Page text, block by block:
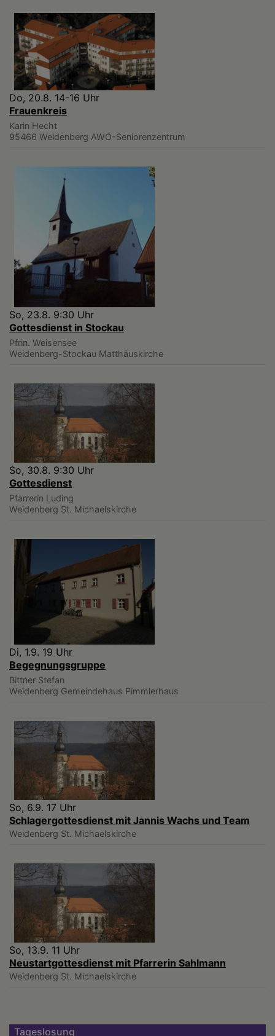
Do, 20.8. 14-16 Uhr
Frauenkreis
Karin Hecht
95466 Weidenberg AWO-Seniorenzentrum
So, 23.8. 9:30 Uhr
Gottesdienst in Stockau
Pfrin. Weisensee
Weidenberg-Stockau Matthäuskirche
So, 30.8. 9:30 Uhr
Gottesdienst
Pfarrerin Luding
Weidenberg St. Michaelskirche
Di, 1.9. 19 Uhr
Begegnungsgruppe
Bittner Stefan
Weidenberg Gemeindehaus Pimmlerhaus
So, 6.9. 17 Uhr
Schlagergottesdienst mit Jannis Wachs und Team
Weidenberg St. Michaelskirche
So, 13.9. 11 Uhr
Neustartgottesdienst mit Pfarrerin Sahlmann
Weidenberg St. Michaelskirche
Tageslosung